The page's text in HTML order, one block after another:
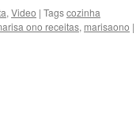
, Video | Tagscozinha
ono receitas, marisaono |